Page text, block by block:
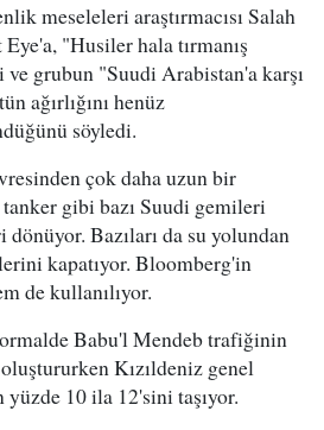
meseleleri araştırmacısı Salah
"Husiler hala tırmanış
grubun "Suudi Arabistan'a karşı
ağırlığını henüz
söyledi.
çok daha uzun bir
gibi bazı Suudi gemileri
Bazıları da su yolundan
kapatıyor. Bloomberg'in
de kullanılıyor.
Babu'l Mendeb trafiğinin
Kızıldeniz genel
10 ila 12'sini taşıyor.